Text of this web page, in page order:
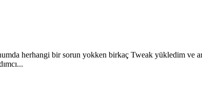
herhangi bir sorun yokken birkaç Tweak yükledim ve